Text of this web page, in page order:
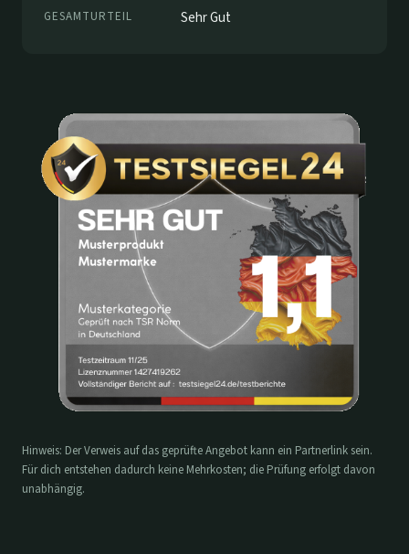
GESAMTURTEIL Sehr Gut
Hinweis: Der Verweis auf das geprüfte Angebot kann ein Partnerlink sein.
Für dich entstehen dadurch keine Mehrkosten; die Prüfung erfolgt davon
unabhängig.